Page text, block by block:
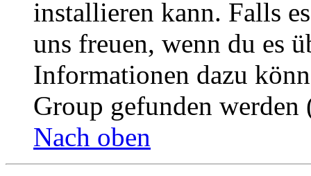
installieren kann. Falls
uns freuen, wenn du es
Informationen dazu
Group gefunden
Nach oben